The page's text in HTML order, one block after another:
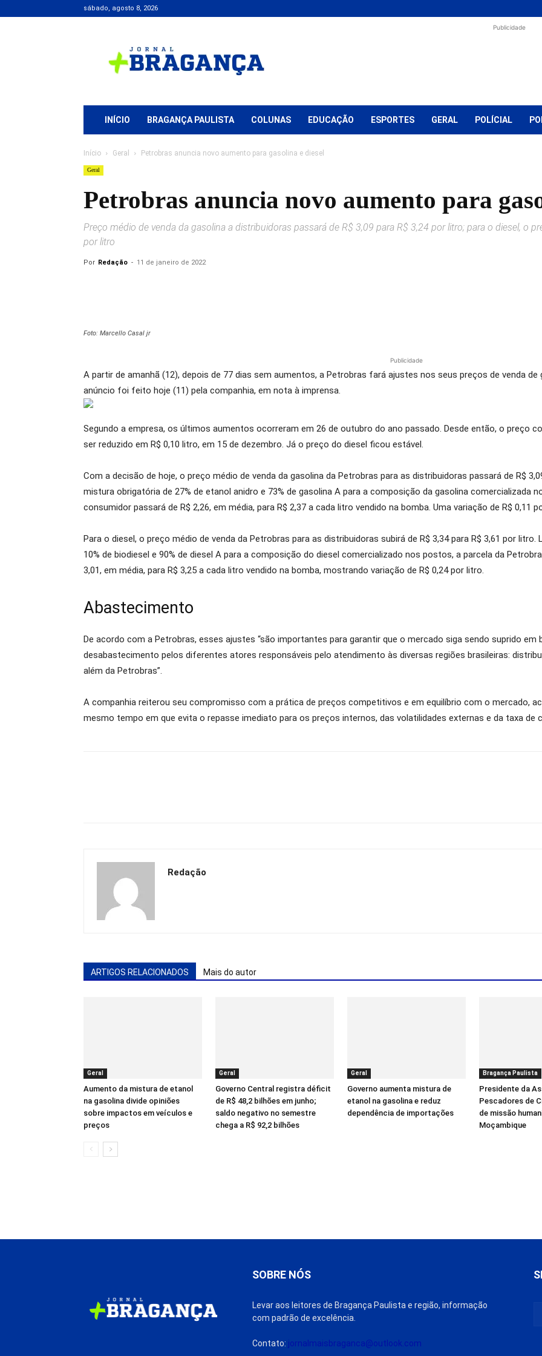
sábado, agosto 8, 2026
+
Bragança
Publicidade
INÍCIO BRAGANÇA PAULISTA COLUNAS EDUCAÇÃO ESPORTES GERAL POLÍCIAL
Início Geral Petrobras anuncia novo aumento para gasolina e diesel
Geral
Petrobras anuncia novo aumento para
Preço médio de venda da gasolina a distribuidoras passará de R$ 3,09 para R$ 3,24 por litro; para o diesel, o
por litro
Por Redação - 11 de janeiro de 2022
Foto: Marcello Casal jr
Publicidade
A partir de amanhã (12), depois de 77 dias sem aumentos, a Petrobras fará ajustes nos seus preços de venda de
anúncio foi feito hoje (11) pela companhia, em nota à imprensa.
Segundo a empresa, os últimos aumentos ocorreram em 26 de outubro do ano passado. Desde então, o preço
ser reduzido em R$ 0,10 litro, em 15 de dezembro. Já o preço do diesel ficou estável.
Com a decisão de hoje, o preço médio de venda da gasolina da Petrobras para as distribuidoras passará de R$
mistura obrigatória de 27% de etanol anidro e 73% de gasolina A para a composição da gasolina comercializada
consumidor passará de R$ 2,26, em média, para R$ 2,37 a cada litro vendido na bomba. Uma variação de R$ 0,11
Para o diesel, o preço médio de venda da Petrobras para as distribuidoras subirá de R$ 3,34 para R$ 3,61 por
10% de biodiesel e 90% de diesel A para a composição do diesel comercializado nos postos, a parcela da
3,01, em média, para R$ 3,25 a cada litro vendido na bomba, mostrando variação de R$ 0,24 por litro.
Abastecimento
De acordo com a Petrobras, esses ajustes “são importantes para garantir que o mercado siga sendo suprido
desabastecimento pelos diferentes atores responsáveis pelo atendimento às diversas regiões brasileiras:
além da Petrobras”.
A companhia reiterou seu compromisso com a prática de preços competitivos e em equilíbrio com o mercado,
mesmo tempo em que evita o repasse imediato para os preços internos, das volatilidades externas e da taxa de
Redação
ARTIGOS RELACIONADOS Mais do autor
Geral
Aumento da mistura de etanol
na gasolina divide opiniões
sobre impactos em veículos e
preços
Geral
Governo Central registra déficit
de R$ 48,2 bilhões em junho;
saldo negativo no semestre
chega a R$ 92,2 bilhões
Geral
Governo aumenta mistura de
etanol na gasolina e reduz
dependência de importações
Bragança Paulista
Presidente da
Pescadores de
de missão
Moçambique
SOBRE NÓS
Levar aos leitores de Bragança Paulista e região, informação
com padrão de excelência.
Contato: jornalmaisbraganca@outlook.com